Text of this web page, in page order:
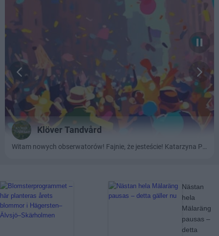
Nästan
hela
Mälaräng
pausas –
detta